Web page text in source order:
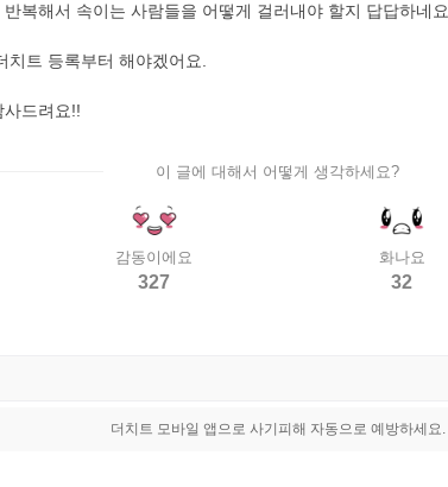
복해서 속이는 사람들을 어떻게 걸러내야 할지 답답하네요.
트 등록부터 해야겠어요.
드려요!!
이 글에 대해서 어떻게 생각하세요?
감동이에요
327
화나요
32
더치트 모바일 앱으로 사기피해 자동으로 예방하세요.